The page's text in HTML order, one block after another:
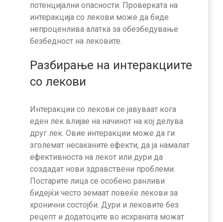
потенцијални опасности. Проверката на
интеракција со лекови може да биде
непроценлива алатка за обезбедување
безбедност на лековите.
Разбирање на интеракциите
со лекови
Интеракции со лекови се јавуваат кога
еден лек влијае на начинот на кој делува
друг лек. Овие интеракции може да ги
зголемат несаканите ефекти, да ја намалат
ефективноста на лекот или дури да
создадат нови здравствени проблеми.
Постарите лица се особено ранливи
бидејќи често земаат повеќе лекови за
хронични состојби. Дури и лековите без
рецепт и додатоците во исхраната можат